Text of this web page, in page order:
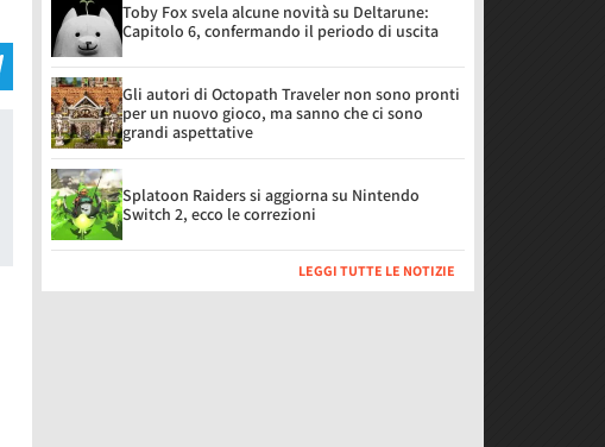
Toby Fox svela alcune novità su Deltarune:
Capitolo 6, confermando il periodo di uscita
Gli autori di Octopath Traveler non sono pronti
per un nuovo gioco, ma sanno che ci sono
grandi aspettative
Splatoon Raiders si aggiorna su Nintendo
Switch 2, ecco le correzioni
LEGGI TUTTE LE NOTIZIE